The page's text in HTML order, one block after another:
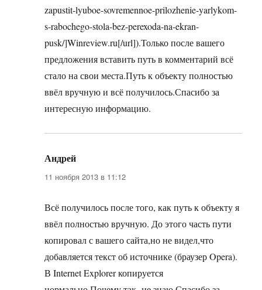
zapustit-lyuboe-sovremennoe-prilozhenie-yarlykom-
s-rabochego-stola-bez-perexoda-na-ekran-
pusk/]Winreview.ru[/url]).Только после вашего
предложения вставить путь в комментарий всё
стало на свои места.Путь к объекту полностью
ввёл вручную и всё получилось.Спасибо за
интересную информацию.
Андрей
11 ноября 2013 в 11:12
Всё получилось после того, как путь к объекту я
ввёл полностью вручную. До этого часть пути
копировал с вашего сайта,но не видел,что
добавляется текст об источнике (браузер Opera).
В Internet Explorer копируется